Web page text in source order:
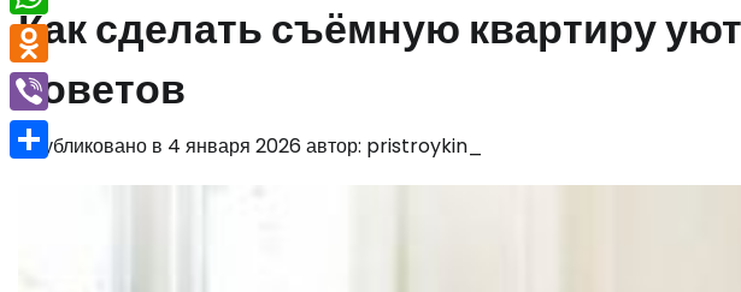
Как сделать съёмную квартиру
советов
Опубликовано в 4 января 2026автор: pristroykin_
WhatsApp
Odnoklassniki
Viber